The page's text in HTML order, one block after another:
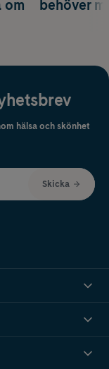
behöver
om
hälsa och skönhet
Skicka